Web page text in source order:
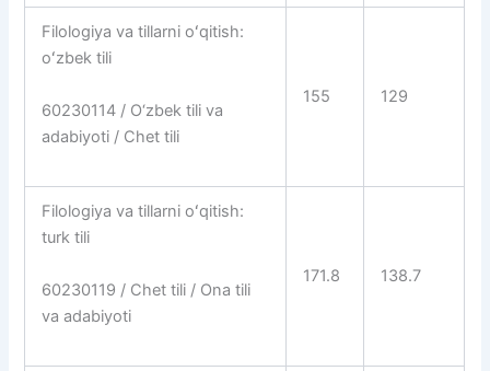
Filologiya va tillarni oʻqitish:
oʻzbek tili
60230114 / O‘zbek tili va
adabiyoti / Chet tili
155 129
Filologiya va tillarni oʻqitish:
turk tili
60230119 / Chet tili / Ona tili
va adabiyoti
171.8 138.7